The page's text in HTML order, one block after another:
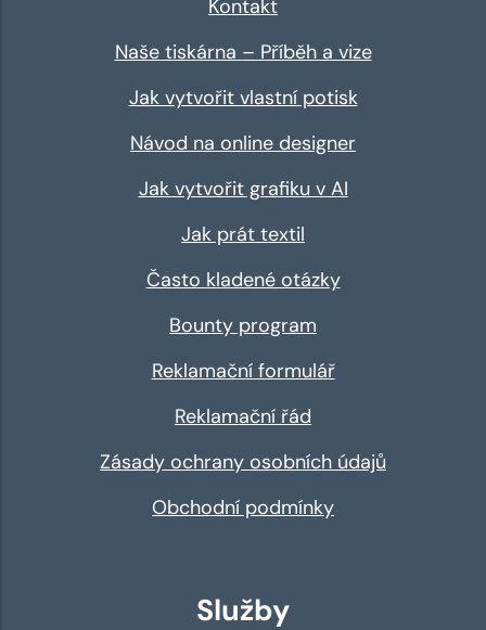
Kontakt
Naše tiskárna – Příběh a vize
Jak vytvořit vlastní potisk
Návod na online designer
Jak vytvořit grafiku v AI
Jak prát textil
Často kladené otázky
Bounty program
Reklamační formulář
Reklamační řád
Zásady ochrany osobních údajů
Obchodní podmínky
Služby